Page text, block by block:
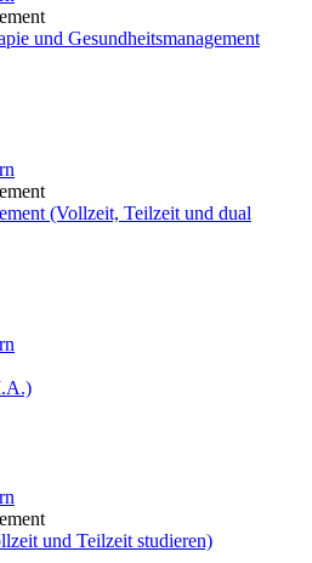
und Gesundheitsmanagement
(Vollzeit, Teilzeit und dual
und Teilzeit studieren)